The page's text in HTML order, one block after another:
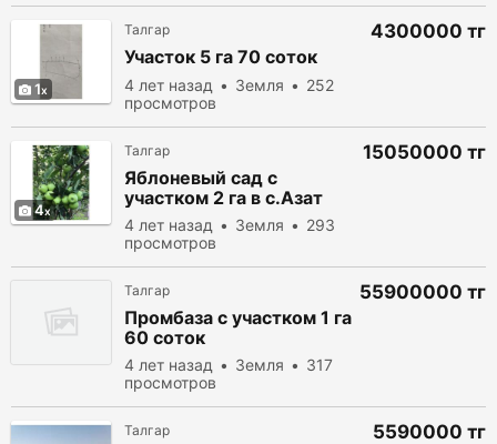
1
Талгар
Участок 5 га 70 соток
4 лет назад Земля
252
просмотров
4300000 тг
4
Талгар
Яблоневый сад с
участком 2 га в с.Азат
4 лет назад Земля
293
просмотров
15050000 тг
Талгар
Промбаза с участком 1 га
60 соток
4 лет назад Земля
317
просмотров
55900000 тг
Талгар 5590000 тг